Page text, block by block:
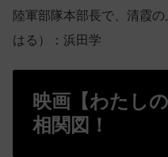
陸軍部隊本部長で、清霞
はる）：浜田学
映画【わたし
相関図！